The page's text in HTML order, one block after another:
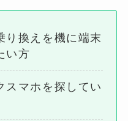
り換えを機に端末
い方
スマホを探してい